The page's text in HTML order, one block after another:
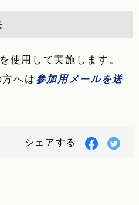
使用して実施します。
へは 参加用メールを送
シェアする
で